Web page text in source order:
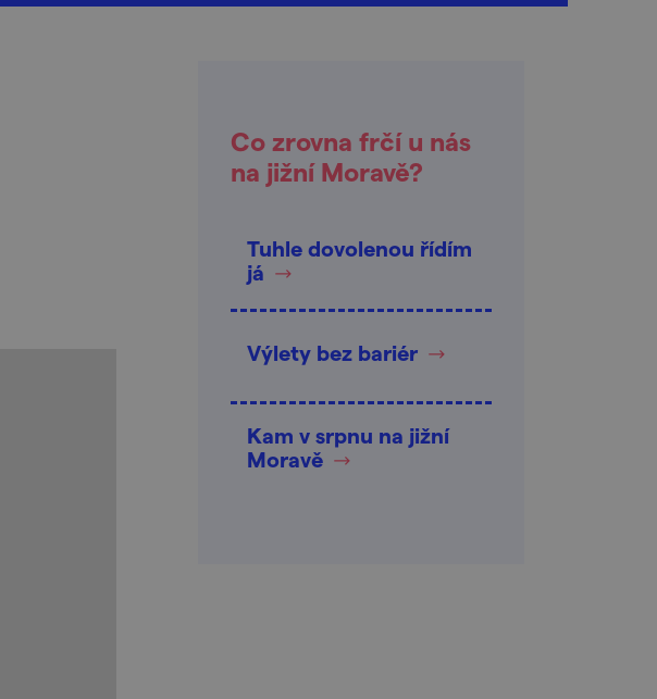
Co zrovna frčí u nás
na jižní Moravě?
Tuhle dovolenou řídím
já
Výlety bez bariér
Kam v srpnu na jižní
Moravě